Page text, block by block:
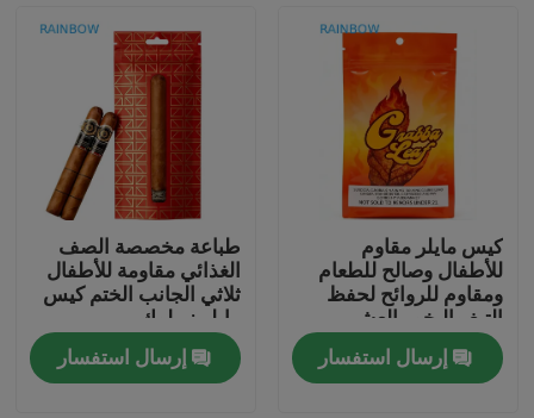
كيس مايلر مقاوم
للأطفال وصالح للطعام
ومقاوم للروائح لحفظ
التبغ والبخور العشبي
إرسال استفسار
طباعة مخصصة الصف
الغذائي مقاومة للأطفال
ثلاثي الجانب الختم كيس
مايلر زيبلوك
إرسال استفسار